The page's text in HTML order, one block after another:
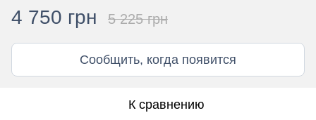
4 750 грн 5 225 грн
Сообщить, когда появится
К сравнению